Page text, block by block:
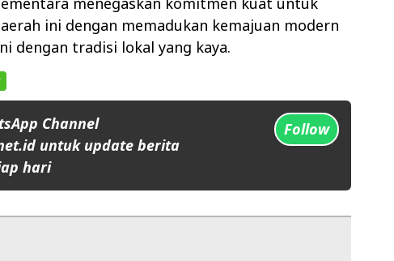
ini dengan memadukan kemajuan modern
dengan tradisi lokal yang kaya.
Channel
untuk update berita
hari
Follow